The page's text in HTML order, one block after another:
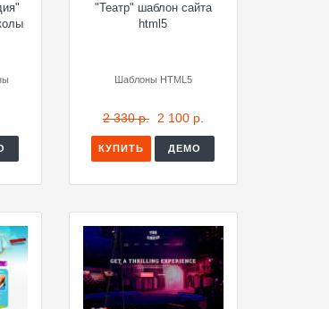
"Театр" шаблон сайта
html5
Шаблоны HTML5
2 330 р. 2 100 р.
КУПИТЬ ДЕМО